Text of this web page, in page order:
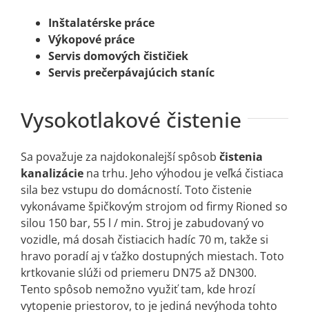
Inštalatérske práce
Výkopové práce
Servis domových čističiek
Servis prečerpávajúcich staníc
Vysokotlakové čistenie
Sa považuje za najdokonalejší spôsob čistenia
kanalizácie na trhu. Jeho výhodou je veľká čistiaca
sila bez vstupu do domácností. Toto čistenie
vykonávame špičkovým strojom od firmy Rioned so
silou 150 bar, 55 l / min. Stroj je zabudovaný vo
vozidle, má dosah čistiacich hadíc 70 m, takže si
hravo poradí aj v ťažko dostupných miestach. Toto
krtkovanie slúži od priemeru DN75 až DN300.
Tento spôsob nemožno využiť tam, kde hrozí
vytopenie priestorov, to je jediná nevýhoda tohto